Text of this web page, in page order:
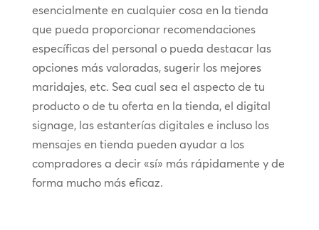
esencialmente en cualquier cosa en la tienda
que pueda proporcionar recomendaciones
específicas del personal o pueda destacar las
opciones más valoradas, sugerir los mejores
maridajes, etc. Sea cual sea el aspecto de tu
producto o de tu oferta en la tienda, el digital
signage, las estanterías digitales e incluso los
mensajes en tienda pueden ayudar a los
compradores a decir «sí» más rápidamente y de
forma mucho más eficaz.